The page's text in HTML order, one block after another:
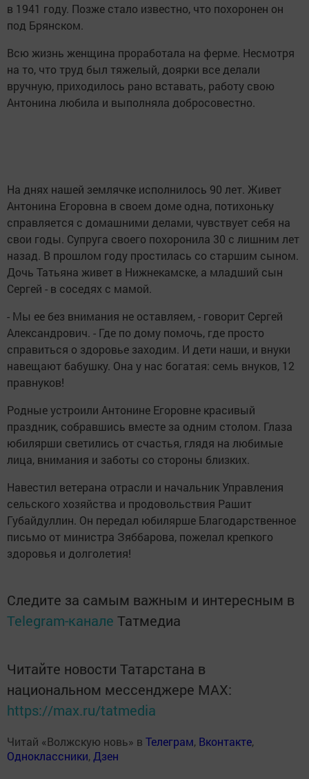
в 1941 году. Позже стало известно, что похоронен он
под Брянском.
Всю жизнь женщина проработала на ферме. Несмотря
на то, что труд был тяжелый, доярки все делали
вручную, приходилось рано вставать, работу свою
Антонина любила и выполняла добросовестно.
На днях нашей землячке исполнилось 90 лет. Живет
Антонина Егоровна в своем доме одна, потихоньку
справляется с домашними делами, чувствует себя на
свои годы. Супруга своего похоронила 30 с лишним лет
назад. В прошлом году простилась со старшим сыном.
Дочь Татьяна живет в Нижнекамске, а младший сын
Сергей - в соседях с мамой.
- Мы ее без внимания не оставляем, - говорит Сергей
Александрович. - Где по дому помочь, где просто
справиться о здоровье заходим. И дети наши, и внуки
навещают бабушку. Она у нас богатая: семь внуков, 12
правнуков!
Родные устроили Антонине Егоровне красивый
праздник, собравшись вместе за одним столом. Глаза
юбилярши светились от счастья, глядя на любимые
лица, внимания и заботы со стороны близких.
Навестил ветерана отрасли и начальник Управления
сельского хозяйства и продовольствия Рашит
Губайдуллин. Он передал юбилярше Благодарственное
письмо от министра Зяббарова, пожелал крепкого
здоровья и долголетия!
Следите за самым важным и интересным в
Telegram-канале Татмедиа
Читайте новости Татарстана в
национальном мессенджере MАХ:
https://max.ru/tatmedia
Читай «Волжскую новь» в Телеграм, Вконтакте,
Одноклассники, Дзен